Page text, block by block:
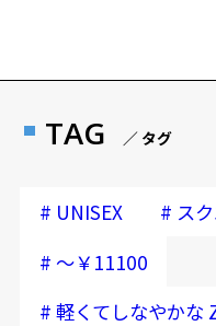
TAG ／ タグ
# UNISEX # ス
# ～￥11100
# 軽くてしなやかな